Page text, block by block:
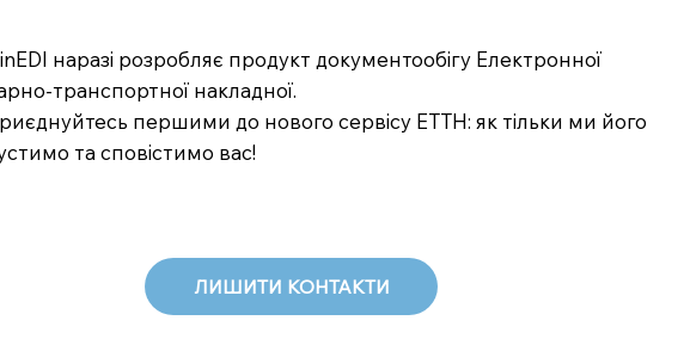
наразі розробляє продукт документообігу Електронної
транспортної накладної.
першими до нового сервісу ЕТТН: як тільки ми його
та сповістимо вас!
ЛИШИТИ КОНТАКТИ